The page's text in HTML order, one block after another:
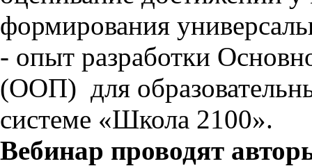
формирования
- опыт разработки
(ООП) для
системе «Школа 2100».
Вебинар проводят